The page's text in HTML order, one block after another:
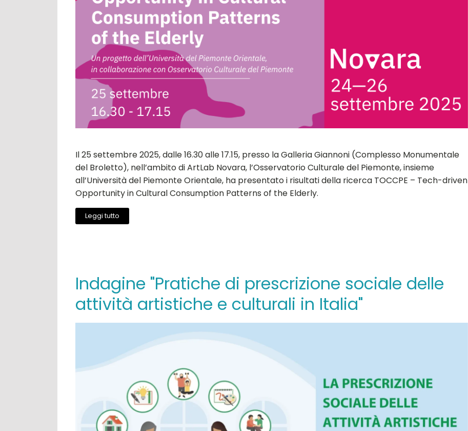
Il 25 settembre 2025, dalle 16.30 alle 17.15, presso la Galleria Giannoni (Complesso Monumentale
del Broletto), nell’ambito di ArtLab Novara, l’Osservatorio Culturale del Piemonte, insieme
all’Università del Piemonte Orientale, ha presentato i risultati della ricerca TOCCPE – Tech-driven
Opportunity in Cultural Consumption Patterns of the Elderly.
Leggi tutto
Indagine "Pratiche di prescrizione sociale delle
attività artistiche e culturali in Italia"